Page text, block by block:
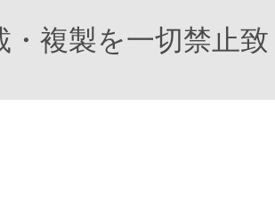
・複製を一切禁止